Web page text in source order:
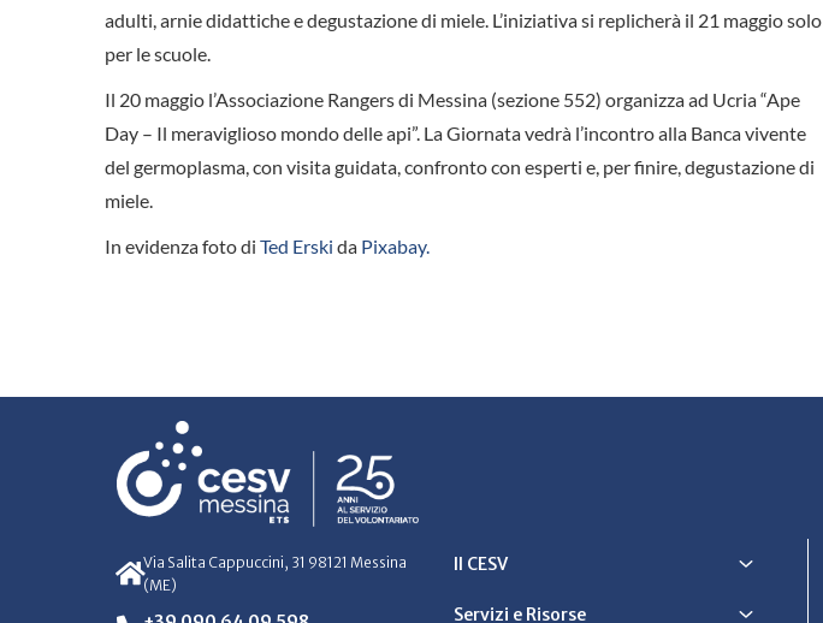
adulti, arnie didattiche e degustazione di miele. L’iniziativa si replicherà il 21 maggio solo
per le scuole.
Il 20 maggio l’Associazione Rangers di Messina (sezione 552) organizza ad Ucria “Ape
Day – Il meraviglioso mondo delle api”. La Giornata vedrà l’incontro alla Banca vivente
del germoplasma, con visita guidata, confronto con esperti e, per finire, degustazione di
miele.
In evidenza foto di Ted Erski da Pixabay.
Via Salita Cappuccini, 31 98121 Messina
(ME)
Il CESV
Servizi e Risorse